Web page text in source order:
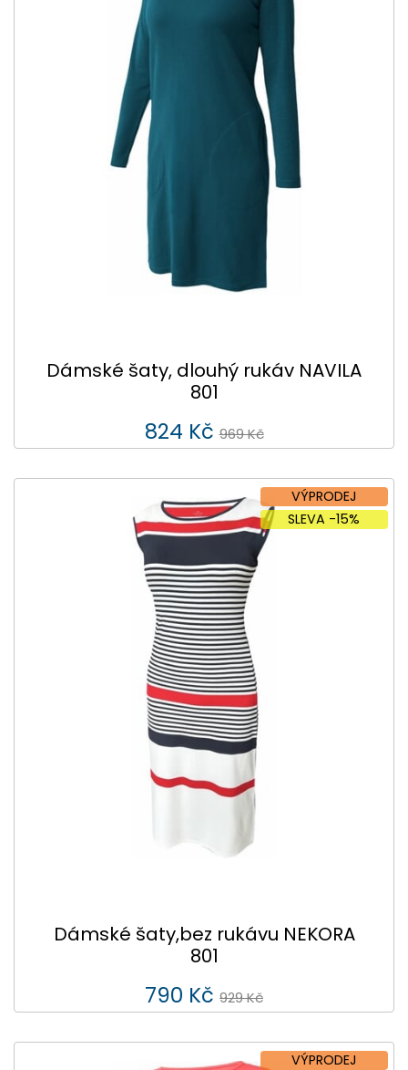
Dámské šaty, dlouhý rukáv NAVILA
801
824 Kč 969 Kč
VÝPRODEJ
SLEVA -15%
Dámské šaty,bez rukávu NEKORA
801
790 Kč 929 Kč
VÝPRODEJ